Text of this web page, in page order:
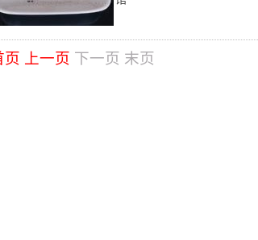
页 上一页 下一页 末页